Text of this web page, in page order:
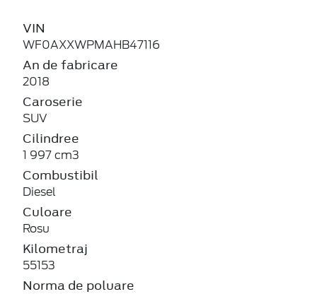
VIN
WF0AXXWPMAHB47116
An de fabricare
2018
Caroserie
SUV
Cilindree
1 997 cm3
Combustibil
Diesel
Culoare
Rosu
Kilometraj
55153
Norma de poluare